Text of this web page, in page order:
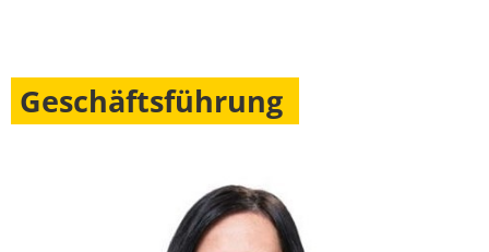
Geschäftsführung